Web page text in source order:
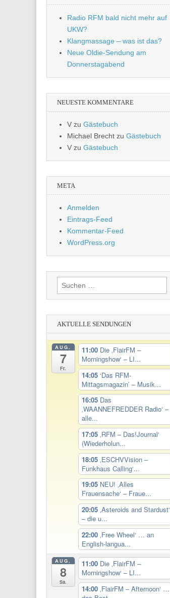
Radio RFM bald nicht mehr auf
UKW?
Klangmassage – was ist das?
Neue Oldie-Sendung am
Donnerstagabend
NEUESTE KOMMENTARE
V zu Gästebuch
Michael Brecht zu Gästebuch
Vzu Gästebuch
META
Anmelden
Eintrags-Feed
Kommentar-Feed
WordPress.org
Suchen
nach:
AKTUELLE SENDUNGEN
AUG.
7
Fr.
11:00 Die ‚FlairFM –
Morningshow‘ – LI...
14:05 ‘Das RFM-
Mittagsmagazin’ – Musik...
16:05 Das
‚WAANNEFREDDER Radio‘ –
alle...
17:05 ‚RFM – Das!Journal‘
(Wiederholun...
18:05 ‚ESCHVVision –
Funkhaus Calling‘...
19:05 NEU! ‚Alles
Frauensache‘ – Fraue...
20:05 ‚Asteroids and Stardust‘
– die u...
22:00 ‚Free Wheel‘ … an
English-langua...
AUG.
8
Sa.
11:00 Die ‚FlairFM –
Morningshow‘ – LI...
14:00 ‚FlairFM – Afternoon‘ …